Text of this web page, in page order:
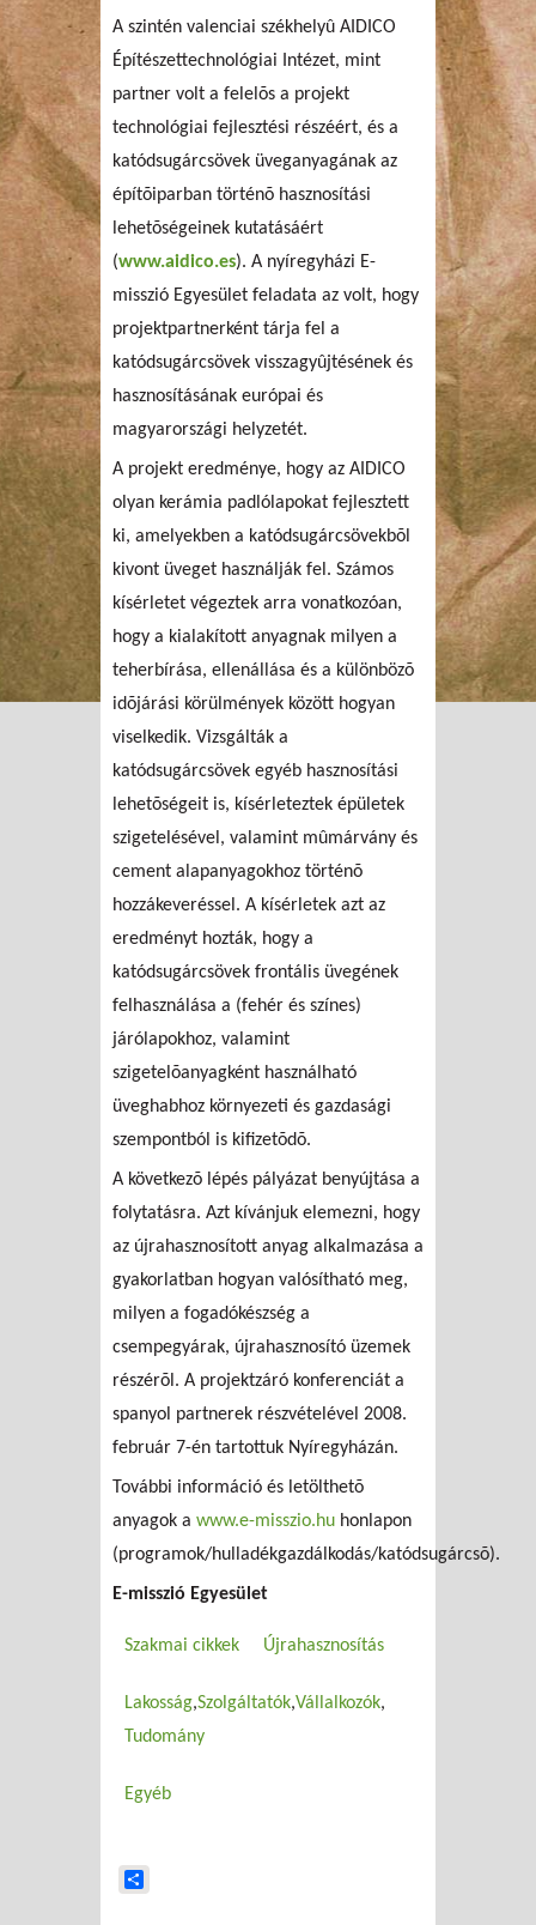
A szintén valenciai székhelyû AIDICO
Építészettechnológiai Intézet, mint
partner volt a felelõs a projekt
technológiai fejlesztési részéért, és a
katódsugárcsövek üveganyagának az
építõiparban történõ hasznosítási
lehetõségeinek kutatásáért
(www.aidico.es). A nyíregyházi E-
misszió Egyesület feladata az volt, hogy
projektpartnerként tárja fel a
katódsugárcsövek visszagyûjtésének és
hasznosításának európai és
magyarországi helyzetét.
A projekt eredménye, hogy az AIDICO
olyan kerámia padlólapokat fejlesztett
ki, amelyekben a katódsugárcsövekbõl
kivont üveget használják fel. Számos
kísérletet végeztek arra vonatkozóan,
hogy a kialakított anyagnak milyen a
teherbírása, ellenállása és a különbözõ
idõjárási körülmények között hogyan
viselkedik. Vizsgálták a
katódsugárcsövek egyéb hasznosítási
lehetõségeit is, kísérleteztek épületek
szigetelésével, valamint mûmárvány és
cement alapanyagokhoz történõ
hozzákeveréssel. A kísérletek azt az
eredményt hozták, hogy a
katódsugárcsövek frontális üvegének
felhasználása a (fehér és színes)
járólapokhoz, valamint
szigetelõanyagként használható
üveghabhoz környezeti és gazdasági
szempontból is kifizetõdõ.
A következõ lépés pályázat benyújtása a
folytatásra. Azt kívánjuk elemezni, hogy
az újrahasznosított anyag alkalmazása a
gyakorlatban hogyan valósítható meg,
milyen a fogadókészség a
csempegyárak, újrahasznosító üzemek
részérõl. A projektzáró konferenciát a
spanyol partnerek részvételével 2008.
február 7-én tartottuk Nyíregyházán.
További információ és letölthetõ
anyagok a www.e-misszio.hu honlapon
(programok/hulladékgazdálkodás/katódsugárcsõ).
E-misszió Egyesület
Szakmai cikkek Újrahasznosítás
Lakosság Szolgáltatók Vállalkozók
Tudomány
Egyéb